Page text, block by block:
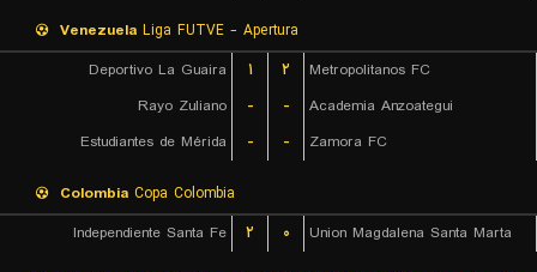
Venezuela Liga FUTVE - Apertura
Deportivo La Guaira
۱ ۲
Metropolitanos FC
Rayo Zuliano
- -
Academia Anzoategui
Estudiantes de Mérida
- - Zamora FC
Colombia Copa Colombia
Independiente Santa Fe
۲ ۰ Union Magdalena Santa Marta